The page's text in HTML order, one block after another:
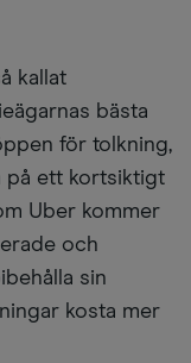
kallat
bästa
för tolkning,
på ett kortsiktigt
Uber kommer
och
sin
kosta mer